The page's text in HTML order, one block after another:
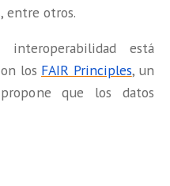
entre otros.
está
los FAIR Principles, un
que los datos